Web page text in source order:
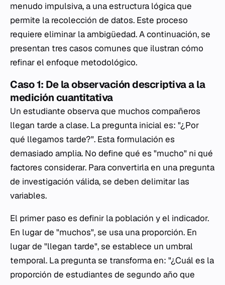
menudo impulsiva, a una estructura lógica que
permite la recolección de datos. Este proceso
requiere eliminar la ambigüedad. A continuación, se
presentan tres casos comunes que ilustran cómo
refinar el enfoque metodológico.
Caso 1: De la observación descriptiva a la
medición cuantitativa
Un estudiante observa que muchos compañeros
llegan tarde a clase. La pregunta inicial es: "¿Por
qué llegamos tarde?". Esta formulación es
demasiado amplia. No define qué es "mucho" ni qué
factores considerar. Para convertirla en una pregunta
de investigación válida, se deben delimitar las
variables.
El primer paso es definir la población y el indicador.
En lugar de "muchos", se usa una proporción. En
lugar de "llegan tarde", se establece un umbral
temporal. La pregunta se transforma en: "¿Cuál es la
proporción de estudiantes de segundo año que